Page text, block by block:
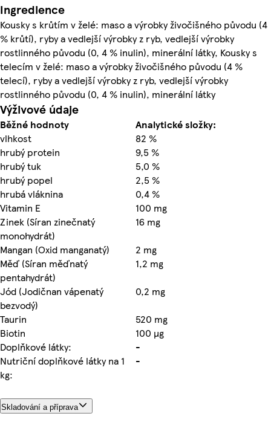
Ingredience
Kousky s krůtím v želé: maso a výrobky živočišného původu (4
% krůtí), ryby a vedlejší výrobky z ryb, vedlejší výrobky
rostlinného původu (0, 4 % inulin), minerální látky, Kousky s
telecím v želé: maso a výrobky živočišného původu (4 %
telecí), ryby a vedlejší výrobky z ryb, vedlejší výrobky
rostlinného původu (0, 4 % inulin), minerální látky
Výživové údaje
Běžné hodnoty
Analytické složky:
vlhkost
82 %
hrubý protein
9,5 %
hrubý tuk
5,0 %
hrubý popel
2,5 %
hrubá vláknina
0,4 %
Vitamin E
100 mg
Zinek (Síran zinečnatý
monohydrát)
16 mg
Mangan (Oxid manganatý)
2 mg
Měď (Síran měďnatý
pentahydrát)
1,2 mg
Jód (Jodičnan vápenatý
bezvodý)
0,2 mg
Taurin
520 mg
Biotin
100 µg
Doplňkové látky:
-
Nutriční doplňkové látky na 1
kg:
-
Skladování a příprava